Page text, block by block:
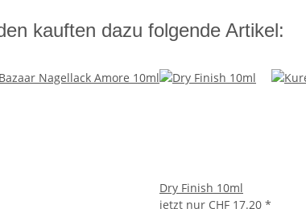
kauften dazu folgende Artikel:
Dry Finish 10ml
jetzt nur CHF 17.20 *